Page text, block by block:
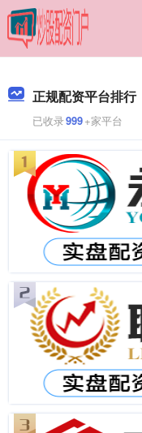
正规配资平台排行
已收录999+家平台